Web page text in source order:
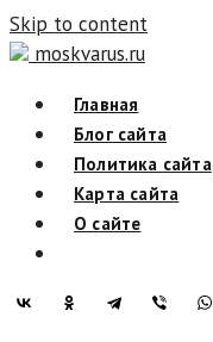
Skip to content
moskvarus.ru
Главная
Блог сайта
Политика сайта
Карта сайта
О сайте